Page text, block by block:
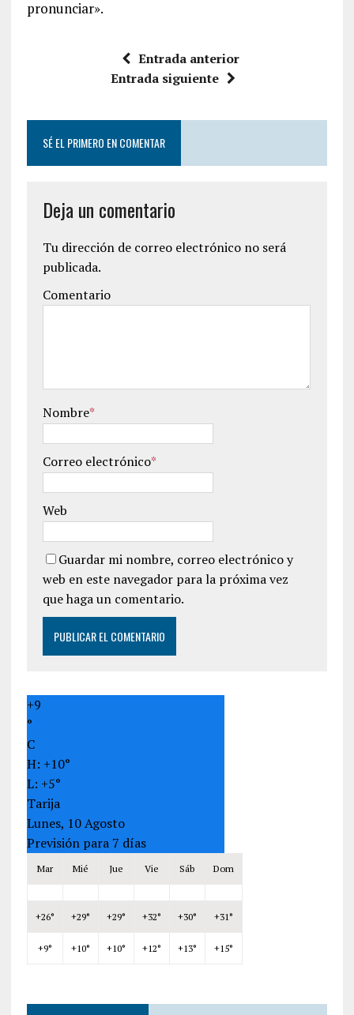
pronunciar».
Entrada anterior
Entrada siguiente
SÉ EL PRIMERO EN COMENTAR
Deja un comentario
Tu dirección de correo electrónico no será
publicada.
Comentario
Nombre*
Correo electrónico*
Web
Guardar mi nombre, correo electrónico y
web en este navegador para la próxima vez
que haga un comentario.
+9
°
C
H: +10°
L: +5°
Tarija
Lunes, 10 Agosto
Previsión para 7 días
Mar Mié Jue Vie Sáb Dom
+26° +29° +29° +32° +30° +31°
+9° +10° +10° +12° +13° +15°